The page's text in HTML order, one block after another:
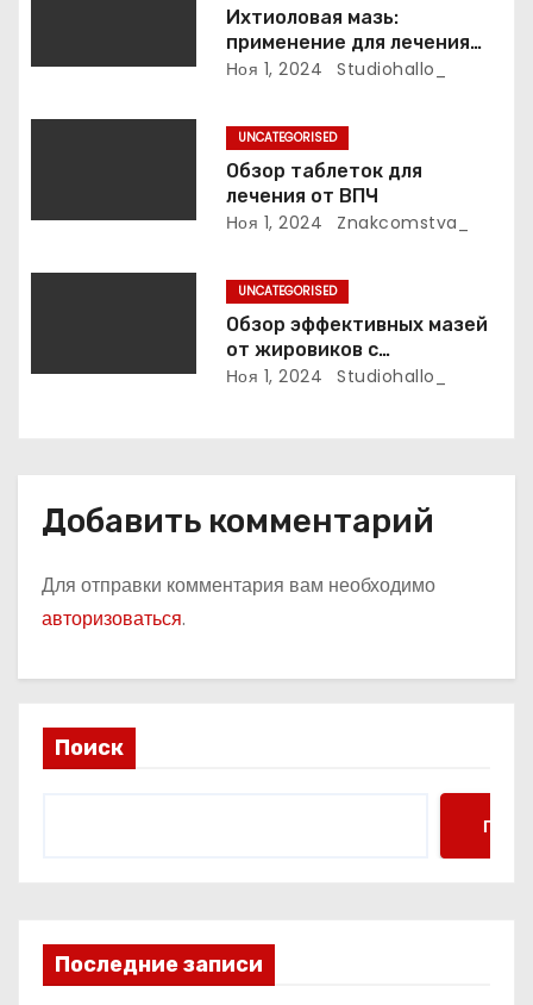
и
с
м
Ихтиоловая мазь:
применение для лечения
фурункулов
Ноя 1, 2024 Studiohallo_
UNCATEGORISED
Обзор таблеток для
лечения от ВПЧ
Ноя 1, 2024 Znakcomstva_
UNCATEGORISED
Обзор эффективных мазей
от жировиков с
рассасывающим эффектом
Ноя 1, 2024 Studiohallo_
Добавить комментарий
Для отправки комментария вам необходимо
авторизоваться.
Поиск
Поиск
Последние записи